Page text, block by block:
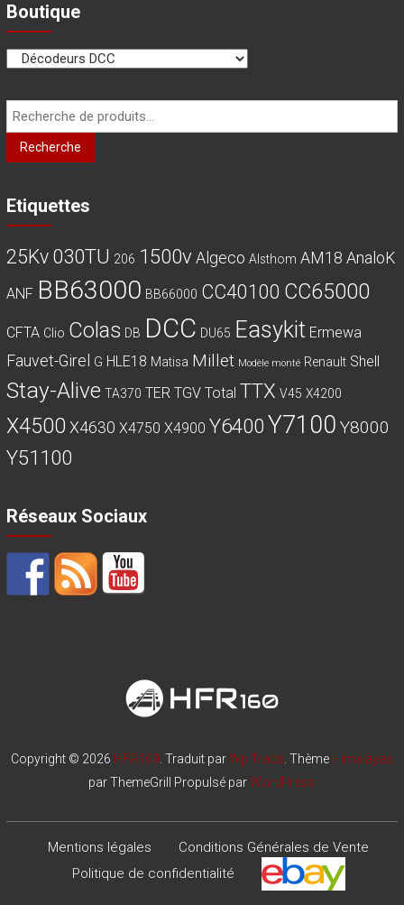
Boutique
Recherche
pour :
Recherche
Etiquettes
25Kv 030TU 206 1500v Algeco Alsthom AM18 AnaloK
ANF BB63000 BB66000 CC40100 CC65000
CFTA Clio Colas DB DCC DU65 Easykit Ermewa
Fauvet-Girel G HLE18 Matisa Millet Modèle monté Renault Shell
Stay-Alive TA370 TER TGV Total TTX V45 X4200
X4500 X4630 X4750 X4900 Y6400Y7100 Y8000
Y51100
Réseaux Sociaux
Copyright © 2026 HFR160. Traduit parWp Trads. Thème Himalayas
par ThemeGrill Propulsé parWordPress
Mentions légales
Conditions Générales de Vente
Politique de confidentialité